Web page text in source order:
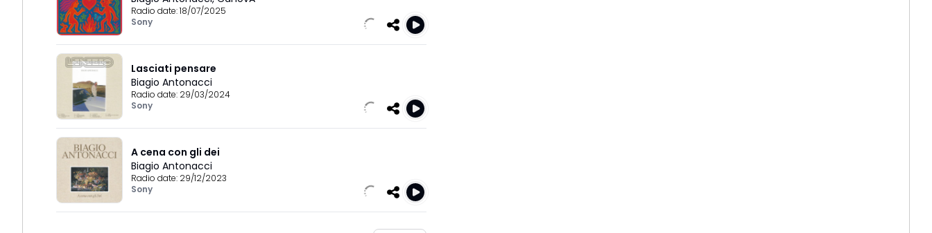
Radio date:18/07/2025
Sony
Lasciati pensare
Biagio Antonacci
Radio date: 29/03/2024
Sony
A cena con gli dei
Biagio Antonacci
Radio date: 29/12/2023
Sony